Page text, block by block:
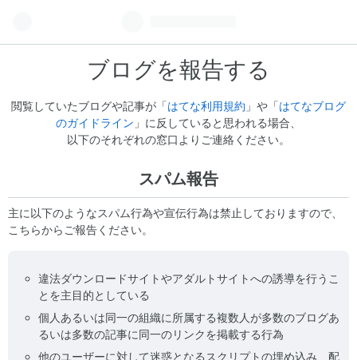
ブログを報告する
閲覧していたブログや記事が「はてな利用規約 」や「はてなブログ
のガイドライン 」に反していると思われる場合、
以下のそれぞれの窓口よりご連絡ください。
スパム報告
主に以下のようなスパム行為や宣伝行為は禁止しておりますので、
こちらからご報告ください。
違法ダウンロードサイトやアダルトサイトへの誘導を行うこ
とを主目的としている
個人あるいは同一の組織に所属する複数人が多数のブログあ
るいは多数の記事に同一のリンクを掲載する行為
他のユーザーに対して迷惑となるスクリプトの埋め込み、配